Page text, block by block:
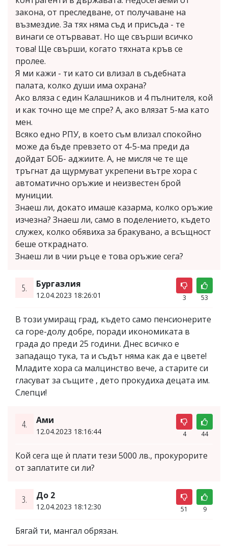
закона, от преследване, от получаване на
възмездие. За тях няма съд и присъда - те
винаги се отървават. Но ще свърши всичко
това! Ще свърши, когато тяхната кръв се
пролее.
Я ми кажи - ти като си влизал в съдебната
палата, колко души има охрана?
Ако вляза с един Калашников и 4 пълнителя, кой
и как точно ще ме спре? А, ако влязат 5-ма като
мен.
Всяко едно РПУ, в което съм влизал спокойно
може да бъде превзето от 4-5-ма преди да
дойдат БОБ- аджиите. А, не мисля че те ще
тръгнат да щурмуват укрепени вътре хора с
автоматично оръжие и неизвестен брой
муниции.
Знаеш ли, докато имаше казарма, колко оръжие
изчезна? Знаеш ли, само в поделението, където
служех, колко обявиха за бракувано, а всъщност
беше откраднато.
Знаеш ли в чии ръце е това оръжие сега?
5. Бургазлия
12.04.2023 18:26:01 3 53
В този умиращ град, където само пенсионерите
са горе-долу добре, поради икономиката в
града до преди 25 години. Днес всичко е
западащо тука, та и съдът няма как да е цвете!
Младите хора са малцинство вече, а старите си
гласуват за същите , дето прокудиха децата им.
Слепци!
4. Ами
12.04.2023 18:16:44 4 44
Кой сега ще ѝ плати тези 5000 лв., прокурорите
от заплатите си ли?
3. До 2
12.04.2023 18:12:30 51 9
Бягай ти, мангал обрязан.